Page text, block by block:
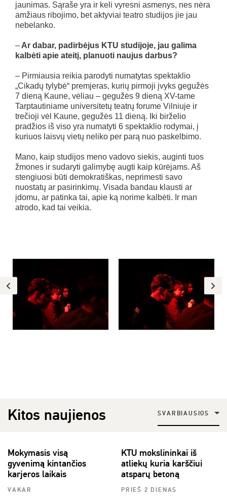
jaunimas. Sąraše yra ir keli vyresni asmenys, nes nėra
amžiaus ribojimo, bet aktyviai teatro studijos jie jau
nebelanko.
– Ar dabar, padirbėjus KTU studijoje, jau galima
kalbėti apie ateitį, planuoti naujus darbus?
– Pirmiausia reikia parodyti numatytas spektaklio
„Cikadų tylybė“ premjeras, kurių pirmoji įvyks gegužės
7 dieną Kaune, vėliau – gegužės 9 dieną XV-tame
Tarptautiniame universitetų teatrų forume Vilniuje ir
trečioji vėl Kaune, gegužės 11 dieną. Iki birželio
pradžios iš viso yra numatyti 6 spektaklio rodymai, į
kuriuos laisvų vietų neliko per parą nuo paskelbimo.
Mano, kaip studijos meno vadovo siekis, auginti tuos
žmones ir sudaryti galimybę augti kaip kūrėjams. Aš
stengiuosi būti demokratiškas, neprimesti savo
nuostatų ar pasirinkimų. Visada bandau klausti ar
įdomu, ar patinka tai, apie ką norime kalbėti. Ir man
atrodo, kad tai veikia.
Kitos naujienos SVARBIAUSIOS
Mokymasis visą
gyvenimą kintančios
karjeros laikais
VAKAR
KTU mokslininkai iš
atliekų kuria karščiui
atsparų betoną
PRIEŠ 2 DIENAS